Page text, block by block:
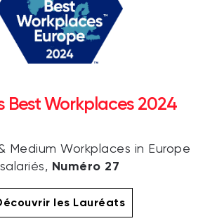
Best Workplaces 2024
Medium Workplaces in Europe
salariés, Numéro 27
les Lauréats